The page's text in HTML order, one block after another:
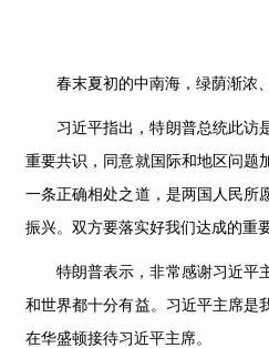
春末夏初的中南海，绿荫渐浓
习近平指出，特朗普总统此访
重要共识，同意就国际和地区问题
一条正确相处之道，是两国人民所
振兴。双方要落实好我们达成的重
特朗普表示，非常感谢习近平
和世界都十分有益。习近平主席是
在华盛顿接待习近平主席。